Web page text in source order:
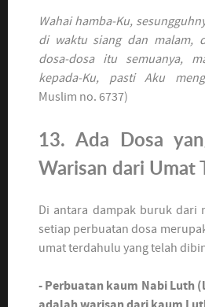
Wahai hamba-Ku,
di waktu siang dan malam,
dosa-dosa itu semuanya,
kepada-Ku, pasti Aku
Muslim no. 6737)
13. Ada Dosa
Warisan dari Umat
Di antara dampak buruk dari
setiap perbuatan dosa
umat terdahulu yang telah
- Perbuatan kaum Nabi Luth